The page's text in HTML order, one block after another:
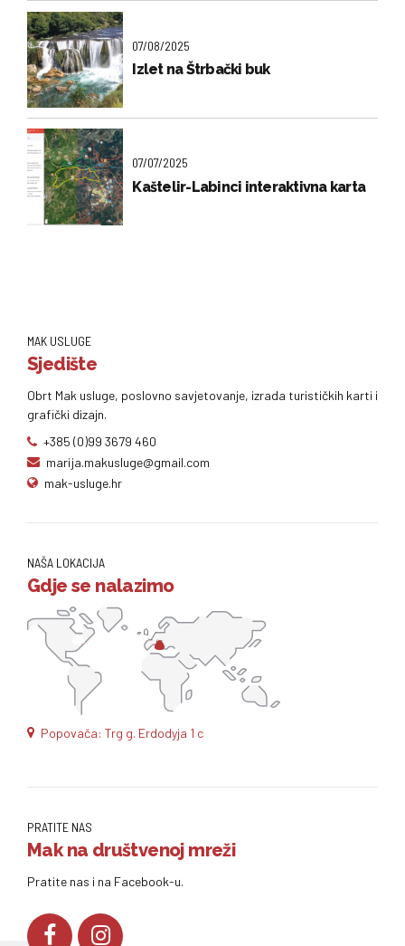
07/08/2025
Izlet na Štrbački buk
07/07/2025
Kaštelir-Labinci interaktivna karta
MAK USLUGE
Sjedište
Obrt Mak usluge, poslovno savjetovanje, izrada turističkih karti i
grafički dizajn.
+385 (0)99 3679 460
marija.makusluge@gmail.com
mak-usluge.hr
NAŠA LOKACIJA
Gdje se nalazimo
Popovača: Trg g. Erdodyja 1 c
PRATITE NAS
Mak na društvenoj mreži
Pratite nas i na Facebook-u.